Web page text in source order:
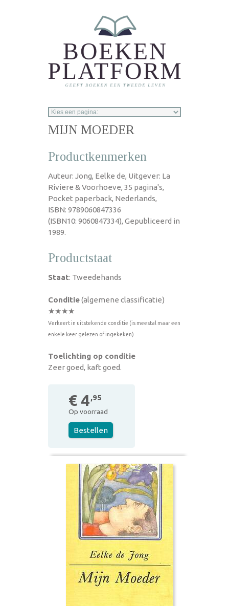
MIJN MOEDER
Productkenmerken
Auteur: Jong, Eelke de, Uitgever: La
Riviere & Voorhoeve, 35 pagina's,
Pocket paperback, Nederlands,
ISBN: 9789060847336
(ISBN10: 9060847334), Gepubliceerd in
1989.
Productstaat
Staat: Tweedehands
Conditie(algemene classificatie)
★★★★
Verkeert in uitstekende conditie (is meestal maar een
enkele keer gelezen of ingekeken)
Toelichting op conditie
Zeer goed, kaft goed.
€ 4,95
Op voorraad
Bestellen